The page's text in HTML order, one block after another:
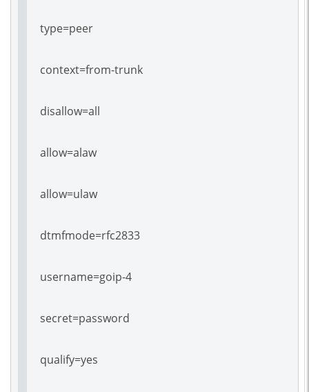
type=peer
context=from-trunk
disallow=all
allow=alaw
allow=ulaw
dtmfmode=rfc2833
username=goip-4
secret=password
qualify=yes